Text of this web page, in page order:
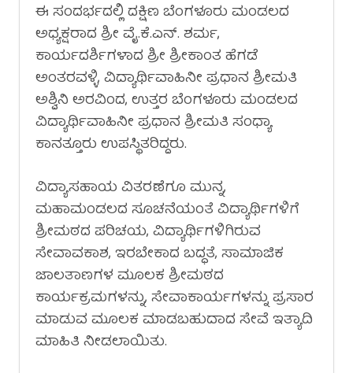
ಈ ಸಂದರ್ಭದಲ್ಲಿ ದಕ್ಷಿಣ ಬೆಂಗಳೂರು ಮಂಡಲದ
ಅಧ್ಯಕ್ಷರಾದ ಶ್ರೀ ವೈ.ಕೆ.ಎನ್. ಶರ್ಮ,
ಕಾರ್ಯದರ್ಶಿಗಳಾದ ಶ್ರೀ ಶ್ರೀಕಾಂತ ಹೆಗಡೆ
ಅಂತರವಳ್ಳಿ, ವಿದ್ಯಾರ್ಥಿವಾಹಿನೀ ಪ್ರಧಾನ ಶ್ರೀಮತಿ
ಅಶ್ವಿನಿ ಅರವಿಂದ, ಉತ್ತರ ಬೆಂಗಳೂರು ಮಂಡಲದ
ವಿದ್ಯಾರ್ಥಿವಾಹಿನೀ ಪ್ರಧಾನ ಶ್ರೀಮತಿ ಸಂಧ್ಯಾ
ಕಾನತ್ತೂರು ಉಪಸ್ಥಿತರಿದ್ದರು.
ವಿದ್ಯಾಸಹಾಯ ವಿತರಣೆಗೂ ಮುನ್ನ,
ಮಹಾಮಂಡಲದ ಸೂಚನೆಯಂತೆ ವಿದ್ಯಾರ್ಥಿಗಳಿಗೆ
ಶ್ರೀಮಠದ ಪರಿಚಯ, ವಿದ್ಯಾರ್ಥಿಗಳಿಗಿರುವ
ಸೇವಾವಕಾಶ, ಇರಬೇಕಾದ ಬದ್ಧತೆ, ಸಾಮಾಜಿಕ
ಜಾಲತಾಣಗಳ ಮೂಲಕ ಶ್ರೀಮಠದ
ಕಾರ್ಯಕ್ರಮಗಳನ್ನು, ಸೇವಾಕಾರ್ಯಗಳನ್ನು ಪ್ರಸಾರ
ಮಾಡುವ ಮೂಲಕ ಮಾಡಬಹುದಾದ ಸೇವೆ ಇತ್ಯಾದಿ
ಮಾಹಿತಿ ನೀಡಲಾಯಿತು.